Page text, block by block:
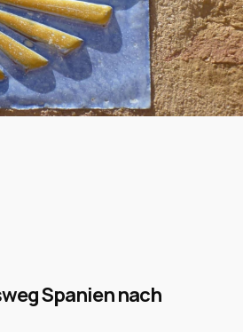
Spanien nach